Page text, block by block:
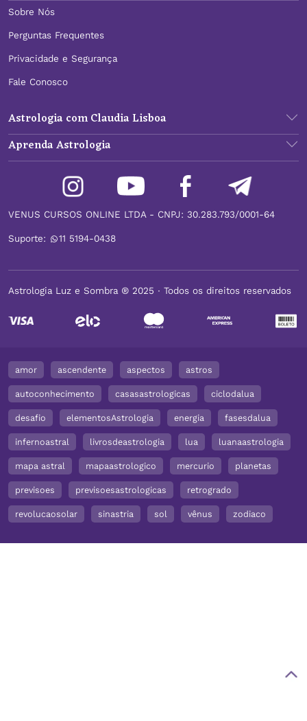
Sobre Nós
Perguntas Frequentes
Privacidade e Segurança
Fale Conosco
Astrologia com Claudia Lisboa
Aprenda Astrologia
VENUS CURSOS ONLINE LTDA - CNPJ: 30.283.793/0001-64
Suporte: 11 5194-0438
Astrologia Luz e Sombra ® 2025 ∙ Todos os direitos reservados
amor ascendente aspectos astros
autoconhecimento casasastrologicas ciclodalua
desafio elementosAstrologia energia fasesdalua
infernoastral livrosdeastrologia lua luanaastrologia
mapa astral mapaastrologico mercurio planetas
previsoes previsoesastrologicas retrogrado
revolucaosolar sinastria sol vênus zodiaco